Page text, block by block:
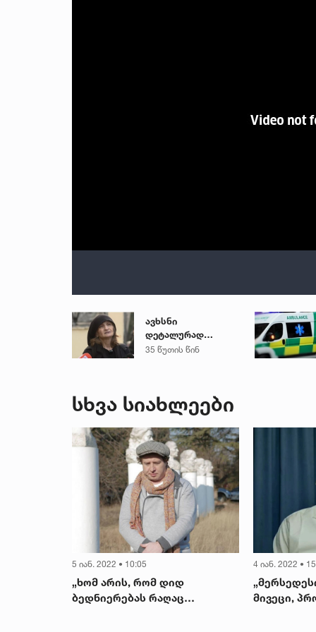
ავხსნი
დეტალურად
ყველაფერს... - ეკა
სოციალურ ქსელში
დასმულ
შეკითხვებს
პასუხობს
35 წუთის წინ
სხვა სიახლეები
5 იან. 2022 • 10:05
„ხომ არის, რომ დიდ
ბედნიერებას რაღაც
4 იან. 2022 •
მივეცი,